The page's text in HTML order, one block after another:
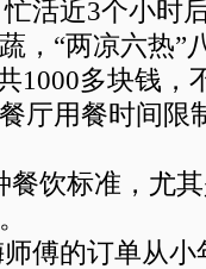
活近3个小时
，“两凉六热”
1000多块钱，
厅用餐时间限
餐饮标准，尤
傅的订单从